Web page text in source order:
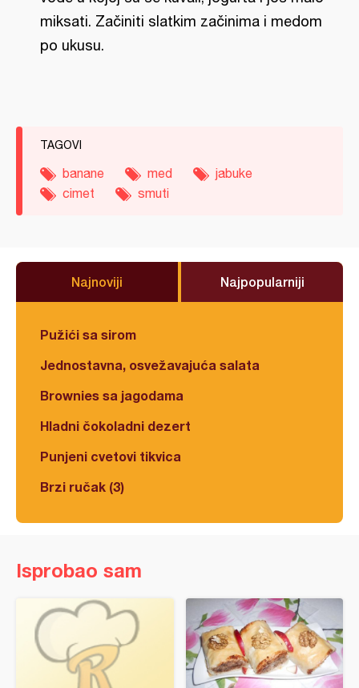
miksati. Začiniti slatkim začinima i medom
po ukusu.
TAGOVI
banane med
jabuke
cimet
smuti
Najnoviji Najpopularniji
Pužići sa sirom
Jednostavna, osvežavajuća salata
Brownies sa jagodama
Hladni čokoladni dezert
Punjeni cvetovi tikvica
Brzi ručak (3)
Isprobao sam